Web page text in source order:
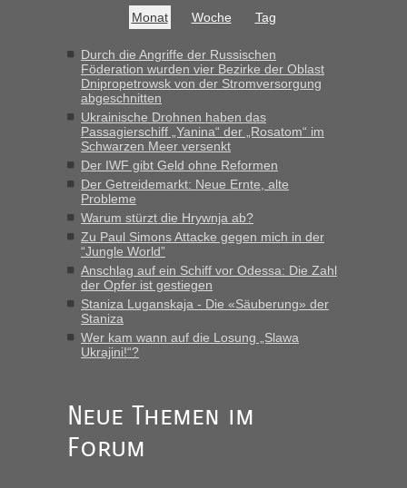
buchbar - warum auch immer ...
Hab´s versucht - bekomme aber immer angezeigt "auf dieser
Strecke fahren wir nicht"
inBerichte und Reisetipps • Re: Mit dem Zug in
die Ukraine
„Man sollte aber explizit dazu schreiben, daß es ein Zug von
LeoExpress ist - und nur auf deren Webseite kann man die
Fahrkarten kaufen. Zumindest ist es die erste Umsteigefreie
Verbindung von Deutschland...“
Recht, Visa und Dokumente • Re: Deklaration
gebrauchter Kleidung beim Zoll
„Vielen Dank, mit einem Briefchen meiner Frau im Gepäck
gab es keine Probleme“
fast 11 Milliarden aufgedeckt
„Am besten wäre natürlich, wenn die Frau mit dabei ist.
Alleinreisende Männer stehen schließlich immer unter
Monat Woche Tag
Durch die Angriffe der Russischen
Föderation wurden vier Bezirke der Oblast
Dnipropetrowsk von der Stromversorgung
abgeschnitten
Ukrainische Drohnen haben das
Passagierschiff „Yanina“ der „Rosatom“ im
Schwarzen Meer versenkt
Der IWF gibt Geld ohne Reformen
Der Getreidemarkt: Neue Ernte, alte
Probleme
Warum stürzt die Hrywnja ab?
Zu Paul Simons Attacke gegen mich in der
“Jungle World”
Anschlag auf ein Schiff vor Odessa: Die Zahl
der Opfer ist gestiegen
Staniza Luganskaja - Die «Säuberung» der
Staniza
Wer kam wann auf die Losung „Slawa
Ukrajini!“?
Neue Themen im
Forum